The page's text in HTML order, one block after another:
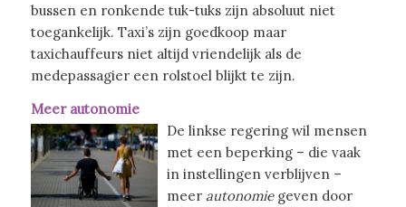
bussen en ronkende tuk-tuks zijn absoluut niet
toegankelijk. Taxi’s zijn goedkoop maar
taxichauffeurs niet altijd vriendelijk als de
medepassagier een rolstoel blijkt te zijn.
Meer autonomie
De linkse regering wil mensen
met een beperking – die vaak
in instellingen verblijven –
meer autonomiegeven door